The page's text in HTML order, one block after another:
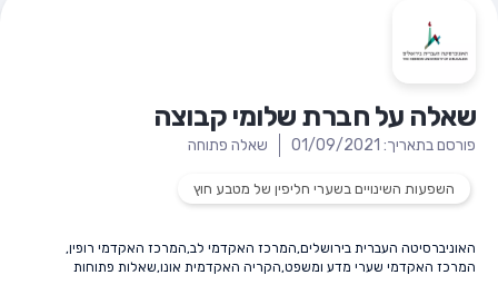
שאלה על חברת שלומי קבוצה
פורסם בתאריך: 01/09/2021 שאלה פתוחה
השפעות השינויים בשערי חליפין של מטבע חוץ
האוניברסיטה העברית בירושלים,המרכז האקדמי לב,המרכז האקדמי רופין,
המרכז האקדמי שערי מדע ומשפט,הקריה האקדמית אונו,שאלות פתוחות